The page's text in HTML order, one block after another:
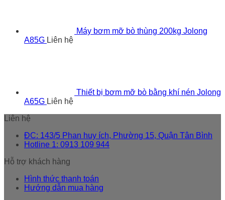
Máy bơm mỡ bò thùng 200kg Jolong
A85G Liên hệ
Thiết bị bơm mỡ bò bằng khí nén Jolong
A65G Liên hệ
Liên hệ
ĐC: 143/5 Phan huy ích, Phường 15, Quận Tân Bình
Hotline 1: 0913 109 944
Hỗ trợ khách hàng
Hình thức thanh toán
Hướng dẫn mua hàng